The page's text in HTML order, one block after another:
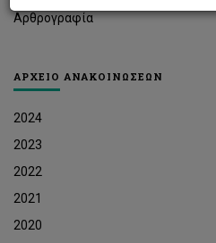
Αρθρογραφία
ΑΡΧΕΙΟ ΑΝΑΚΟΙΝΩΣΕΩΝ
2024
2023
2022
2021
2020